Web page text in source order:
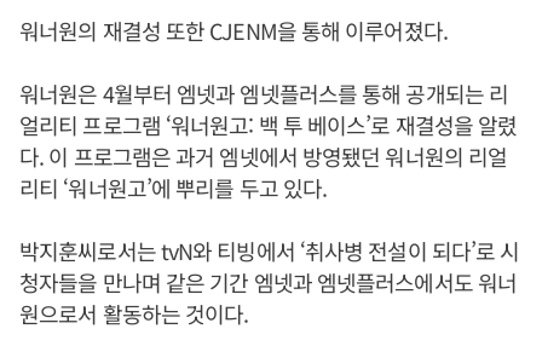
워너원의 재결성 또한 CJENM을 통해 이루어졌다.
워너원은 4월부터 엠넷과 엠넷플러스를 통해 공개되는 리
얼리티 프로그램 ‘워너원고: 백 투 베이스’로 재결성을 알렸
다. 이 프로그램은 과거 엠넷에서 방영됐던 워너원의 리얼
리티 ‘워너원고’에 뿌리를 두고 있다.
박지훈씨로서는 tvN와 티빙에서 ‘취사병 전설이 되다’로 시
청자들을 만나며 같은 기간 엠넷과 엠넷플러스에서도 워너
원으로서 활동하는 것이다.